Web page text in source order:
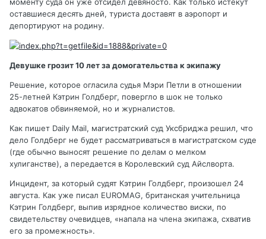
оставшиеся десять дней, туриста доставят в аэропорт и
депортируют на родину.
Девушке грозит 10 лет за домогательства к экипажу
Решение, которое огласила судья Мэри Петли в отношении
25-летней Кэтрин Голдберг, повергло в шок не только
адвокатов обвиняемой, но и журналистов.
Как пишет Daily Mail, магистратский суд Уксбриджа решил, что
дело Голдберг не будет рассматриваться в магистратском суде
(где обычно выносят решение по делам о мелком
хулиганстве), а передается в Королевский суд Айслворта.
Инцидент, за который судят Кэтрин Голдберг, произошел 24
августа. Как уже писал EUROMAG, британская учительница
Кэтрин Голдберг, выпив изрядное количество виски, по
свидетельству очевидцев, «напала на члена экипажа, схватив
его за промежность».